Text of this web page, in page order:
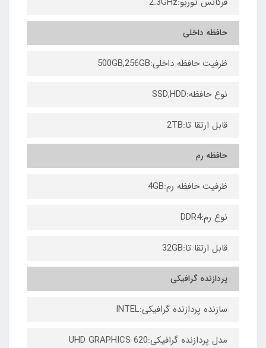
حافظه داخلی
ظرفیت حافظه داخلی:500GB,256GB
نوع حافظه:SSD,HDD
قابل ارتقا تا:2TB
حافظه رم
ظرفیت حافظه رم:4GB
نوع رم:DDR4
قابل ارتقا تا:32GB
پردازنده گرافیکی
سازنده پردازنده گرافیکی:INTEL
مدل پردازنده گرافیکی:UHD GRAPHICS 620